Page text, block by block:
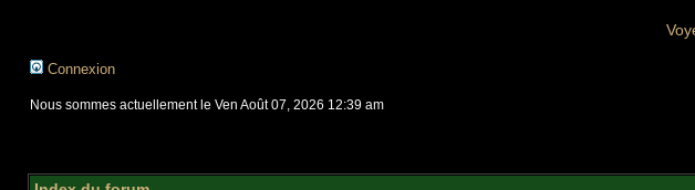
Connexion
Nous sommes actuellement le Ven Août 07, 2026 12:39 am